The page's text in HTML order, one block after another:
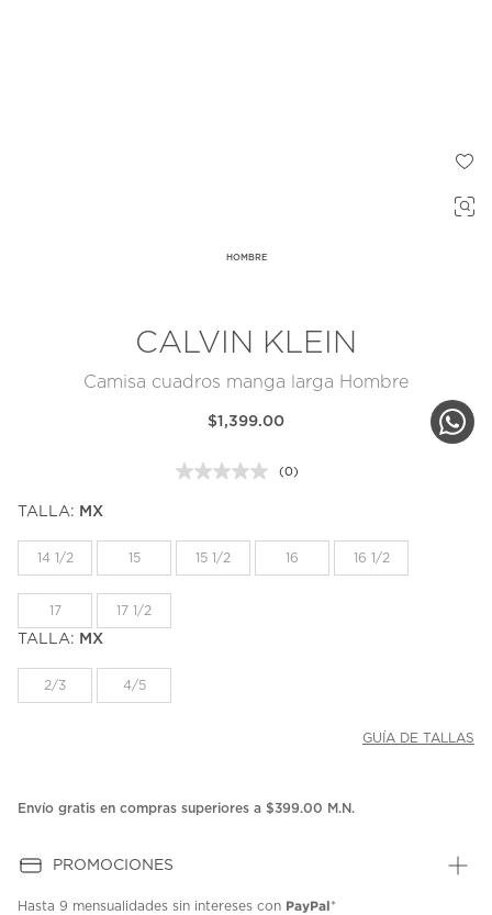
HOMBRE
CALVIN KLEIN
Camisa cuadros manga larga Hombre
$1,399.00
Sin
la
misma
(0)
TALLA: MX
14 1/2 15 15 1/2 16 16 1/2
17 17 1/2
TALLA: MX
2/3 4/5
GUÍA DE TALLAS
Envío gratis en compras superiores a $399.00 M.N.
PROMOCIONES
Hasta 9 mensualidades sin intereses con PayPal*